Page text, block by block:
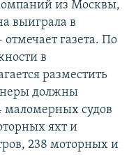
из Москвы,
выиграла в
газета. По
в
разместить
должны
маломерных судов
яхт и
238 моторных и